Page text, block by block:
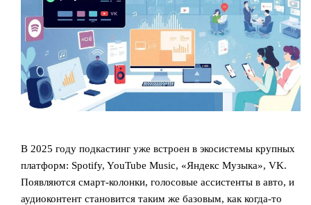
В 2025 году подкастинг уже встроен в экосистемы крупных
платформ: Spotify, YouTube Music, «Яндекс Музыка», VK.
Появляются смарт-колонки, голосовые ассистенты в авто, и
аудиоконтент становится таким же базовым, как когда-то